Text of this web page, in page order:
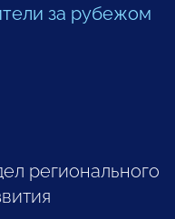
за рубежом
регионального